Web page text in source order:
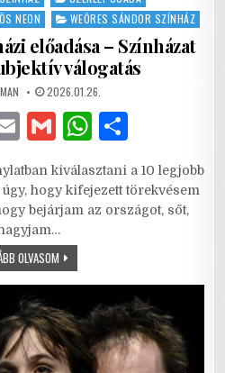
NEON WEÖRES SÁNDOR SZÍNHÁZ
előadása – Színházat
válogatás
PUBLISHED
2026.01.26.
E
ai
l
G
ai
l
W
at
s
p
ar
e
kiválasztani a 10 legjobb
hogy kifejezett törekvésem
bejárjam az országot, sőt,
OLVASOM2025.
TOP
10
ELŐADÁSA
–
SZÍNHÁZAT
NEKÜNK!
SZUBJEKTÍV
VÁLOGATÁS